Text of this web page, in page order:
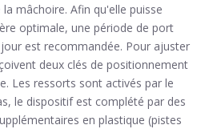
mâchoire. Afin qu'elle puisse
optimale, une période de port
est recommandée. Pour ajuster
deux clés de positionnement
Les ressorts sont activés par le
le dispositif est complété par des
en plastique (pistes